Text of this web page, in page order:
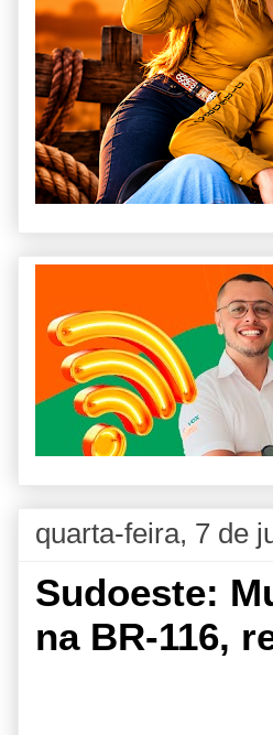
quarta-feira, 7 de
Sudoeste:
na BR-116,